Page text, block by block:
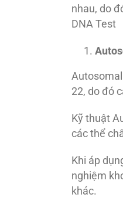
nhau, do
DNA Test
22, do đó
Kỹ thuật
các thể
Khi áp
nghiệm
khác.